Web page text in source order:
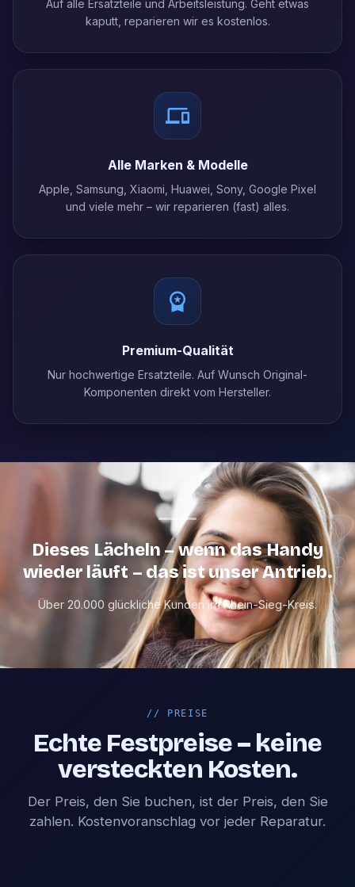
Auf alle Ersatzteile und Arbeitsleistung. Geht etwas
kaputt, reparieren wir es kostenlos.
Alle Marken & Modelle
Apple, Samsung, Xiaomi, Huawei, Sony, Google Pixel
und viele mehr – wir reparieren (fast) alles.
Premium-Qualität
Nur hochwertige Ersatzteile. Auf Wunsch Original-
Komponenten direkt vom Hersteller.
Dieses Lächeln – wenn das Handy
wieder läuft – das ist unser Antrieb.
Über 20.000 glückliche Kunden im Rhein-Sieg-Kreis.
// PREISE
Echte Festpreise – keine
versteckten Kosten.
Der Preis, den Sie buchen, ist der Preis, den Sie
zahlen. Kostenvoranschlag vor jeder Reparatur.